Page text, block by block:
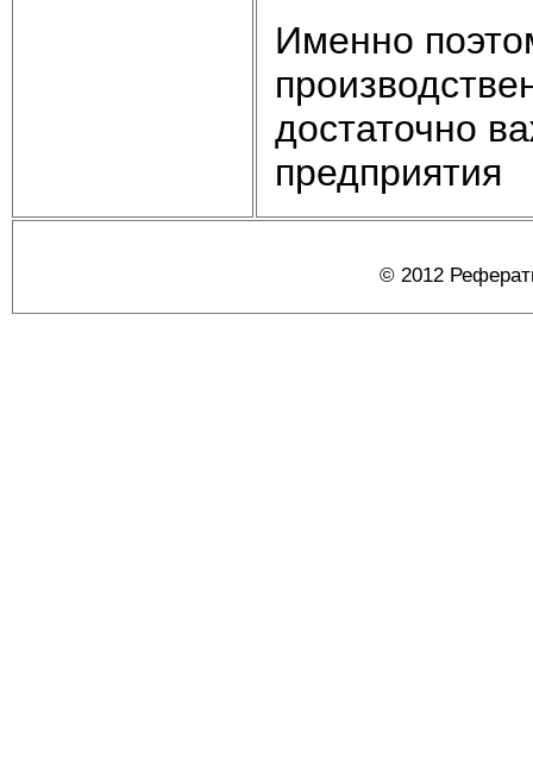
Именно
достаточно
предприятия
© 2012